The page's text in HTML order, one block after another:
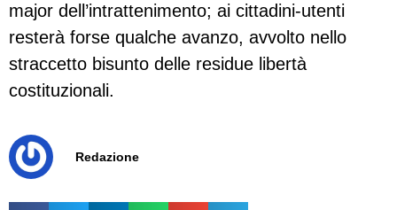
major dell’intrattenimento; ai cittadini-utenti
resterà forse qualche avanzo, avvolto nello
straccetto bisunto delle residue libertà
costituzionali.
Redazione